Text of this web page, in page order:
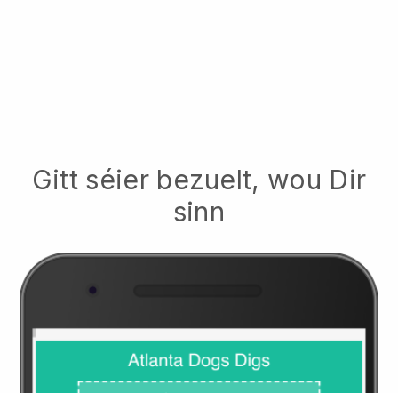
Gitt séier bezuelt, wou Dir
sinn